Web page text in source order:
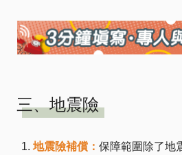
三、地震險
地震險補償： 保障範圍除了地